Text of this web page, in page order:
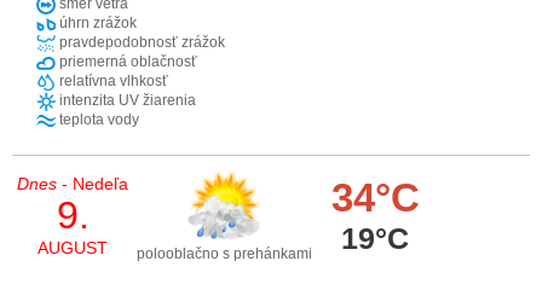
smer vetra
úhrn zrážok
pravdepodobnosť zrážok
priemerná oblačnosť
relatívna vlhkosť
intenzita UV žiarenia
teplota vody
Dnes - Nedeľa
9.
AUGUST polooblačno s prehánkami
34°C
19°C